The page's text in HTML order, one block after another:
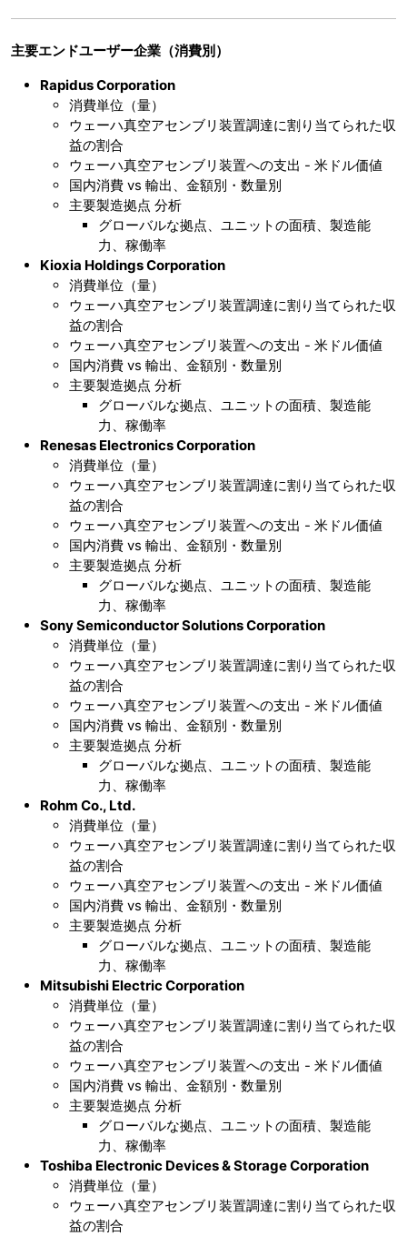
主要エンドユーザー企業（消費別）
Rapidus Corporation
消費単位（量）
ウェーハ真空アセンブリ装置調達に割り当てられた収
益の割合
ウェーハ真空アセンブリ装置への支出 - 米ドル価値
国内消費 vs 輸出、金額別・数量別
主要製造拠点 分析
グローバルな拠点、ユニットの面積、製造能
力、稼働率
Kioxia Holdings Corporation
消費単位（量）
ウェーハ真空アセンブリ装置調達に割り当てられた収
益の割合
ウェーハ真空アセンブリ装置への支出 - 米ドル価値
国内消費 vs 輸出、金額別・数量別
主要製造拠点 分析
グローバルな拠点、ユニットの面積、製造能
力、稼働率
Renesas Electronics Corporation
消費単位（量）
ウェーハ真空アセンブリ装置調達に割り当てられた収
益の割合
ウェーハ真空アセンブリ装置への支出 - 米ドル価値
国内消費 vs 輸出、金額別・数量別
主要製造拠点 分析
グローバルな拠点、ユニットの面積、製造能
力、稼働率
Sony Semiconductor Solutions Corporation
消費単位（量）
ウェーハ真空アセンブリ装置調達に割り当てられた収
益の割合
ウェーハ真空アセンブリ装置への支出 - 米ドル価値
国内消費 vs 輸出、金額別・数量別
主要製造拠点 分析
グローバルな拠点、ユニットの面積、製造能
力、稼働率
Rohm Co., Ltd.
消費単位（量）
ウェーハ真空アセンブリ装置調達に割り当てられた収
益の割合
ウェーハ真空アセンブリ装置への支出 - 米ドル価値
国内消費 vs 輸出、金額別・数量別
主要製造拠点 分析
グローバルな拠点、ユニットの面積、製造能
力、稼働率
Mitsubishi Electric Corporation
消費単位（量）
ウェーハ真空アセンブリ装置調達に割り当てられた収
益の割合
ウェーハ真空アセンブリ装置への支出 - 米ドル価値
国内消費 vs 輸出、金額別・数量別
主要製造拠点 分析
グローバルな拠点、ユニットの面積、製造能
力、稼働率
Toshiba Electronic Devices & Storage Corporation
消費単位（量）
ウェーハ真空アセンブリ装置調達に割り当てられた収
益の割合